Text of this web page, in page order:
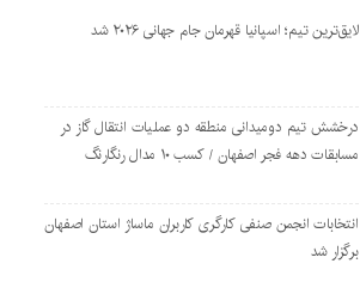
لایق‌ترین تیم؛ اسپانیا قهرمان جام جهانی ۲۰۲۶ شد
درخشش تیم دومیدانی منطقه دو عملیات انتقال گاز در
مسابقات دهه فجر اصفهان / کسب ۱۰ مدال رنگارنگ
انتخابات انجمن صنفی کارگری کاربران ماساژ استان اصفهان
برگزار شد